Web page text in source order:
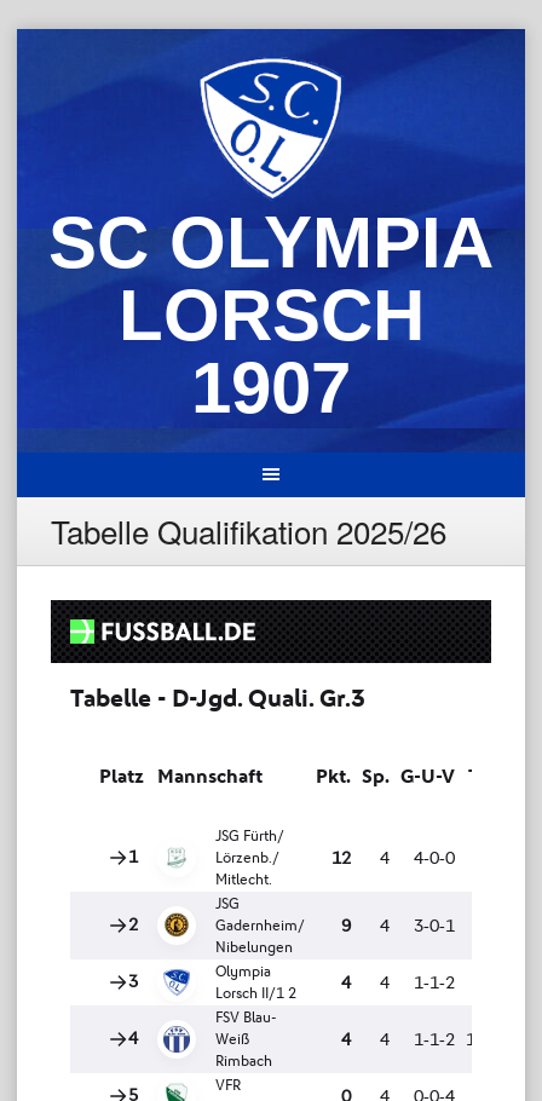
SC OLYMPIA
LORSCH
1907
Tabelle Qualifikation 2025/26